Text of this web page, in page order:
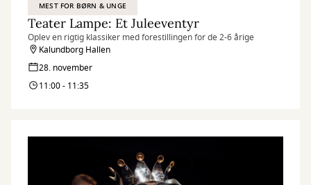
MEST FOR BØRN & UNGE
Teater Lampe: Et Juleeventyr
Oplev en rigtig klassiker med forestillingen for de 2-6 årige
Kalundborg Hallen
28. november
11:00 - 11:35